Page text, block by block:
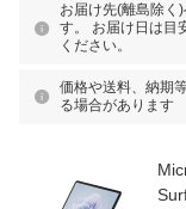
お届け先(離島除く
す。 お届け日は目
ください。
価格や送料、納期
る場合があります